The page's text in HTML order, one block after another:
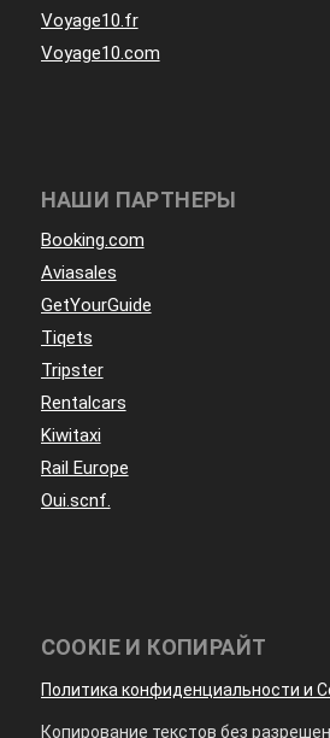
Voyage10.fr
Voyage10.com
НАШИ ПАРТНЕРЫ
Booking.com
Aviasales
GetYourGuide
Tiqets
Tripster
Rentalcars
Kiwitaxi
Rail Europe
Oui.scnf.
COOKIE И КОПИРАЙТ
Политика конфиденциальности и
Копирование текстов без